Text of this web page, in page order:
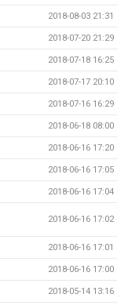
2018-08-03 21:31
2018-07-20 21:29
2018-07-18 16:25
2018-07-17 20:10
2018-07-16 16:29
2018-06-18 08:00
2018-06-16 17:20
2018-06-16 17:05
2018-06-16 17:04
2018-06-16 17:02
2018-06-16 17:01
2018-06-16 17:00
2018-05-14 13:16